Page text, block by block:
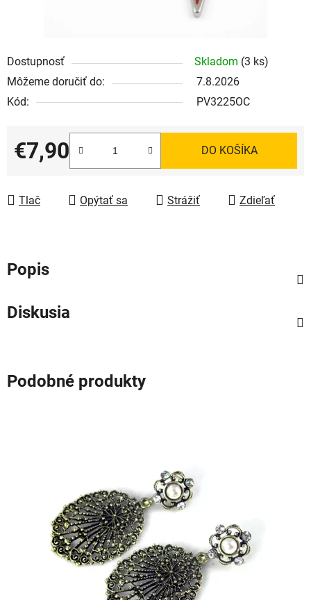
Dostupnosť Skladom (3 ks)
Môžeme doručiť do:
7.8.2026
Kód:
PV3225OC
€7,90
Jednotková cena:
DO KOŠÍKA
Tlač Opýtať sa Strážiť Zdieľať
Popis
Diskusia
Podobné produkty